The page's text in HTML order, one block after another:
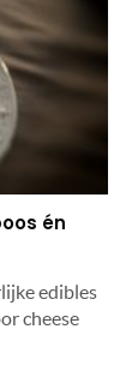
én
edibles
cheese